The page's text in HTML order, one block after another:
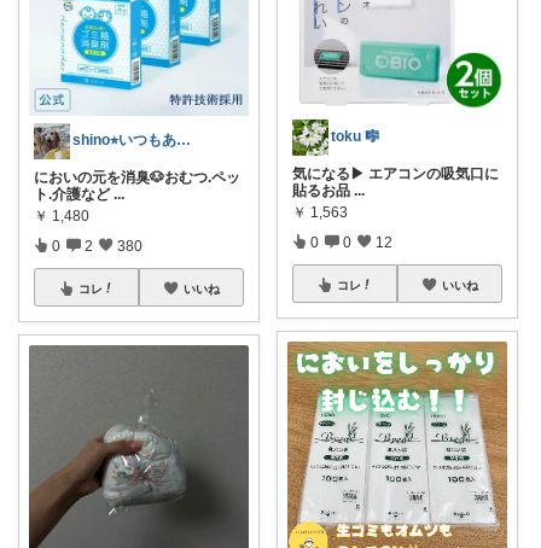
shino⭐︎いつもありがとう🐶🐾
においの元を消臭🐶おむつ.ペッ
ト.介護など ...
￥ 1,480
0 2 380
コレ いいね
toku 🎼
気になる▶︎ エアコンの吸気口に
貼るお品 ...
￥ 1,563
0 0 12
コレ いいね